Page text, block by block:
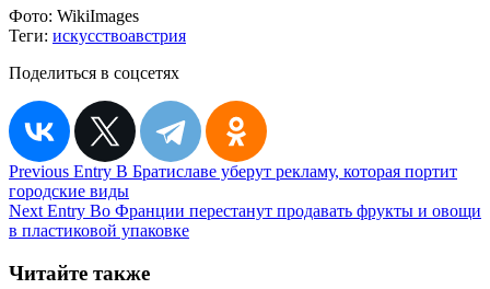
Фото: WikiImages
Теги: искусствоавстрия
Поделиться в соцсетях
Навигация
по
записям
Previous Entry В Братиславе уберут рекламу, которая портит
городские виды
Next Entry Во Франции перестанут продавать фрукты и овощи
в пластиковой упаковке
Читайте также